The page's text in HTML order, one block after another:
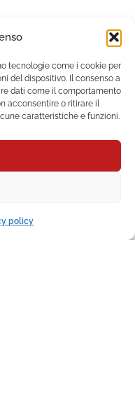
tecnologie come i cookie per
del dispositivo. Il consenso a
dati come il comportamento
acconsentire o ritirare il
caratteristiche e funzioni.
policy